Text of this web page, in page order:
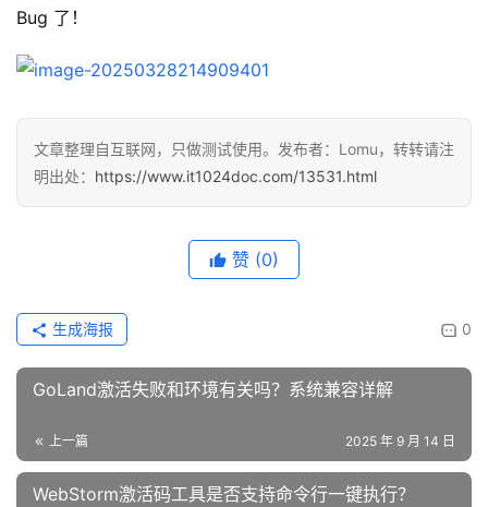
Bug 了！
文章整理自互联网，只做测试使用。发布者：Lomu，转转请注
明出处： https://www.it1024doc.com/13531.html
赞 (0)
0
生成海报
GoLand激活失败和环境有关吗？系统兼容详解
上一篇 2025 年 9 月 14 日
WebStorm激活码工具是否支持命令行一键执行？